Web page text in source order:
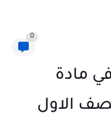
0
مادة
الاول